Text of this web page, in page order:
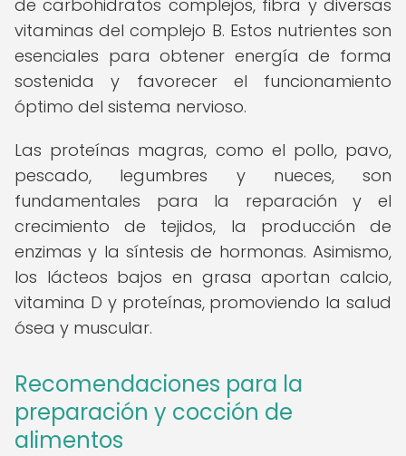
de carbohidratos complejos, fibra y diversas
vitaminas del complejo B. Estos nutrientes son
esenciales para obtener energía de forma
sostenida y favorecer el funcionamiento
óptimo del sistema nervioso.
Las proteínas magras, como el pollo, pavo,
pescado, legumbres y nueces, son
fundamentales para la reparación y el
crecimiento de tejidos, la producción de
enzimas y la síntesis de hormonas. Asimismo,
los lácteos bajos en grasa aportan calcio,
vitamina D y proteínas, promoviendo la salud
ósea y muscular.
Recomendaciones para la
preparación y cocción de
alimentos